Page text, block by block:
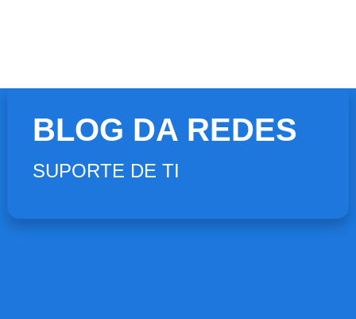
BLOG DA REDES
SUPORTE DE TI